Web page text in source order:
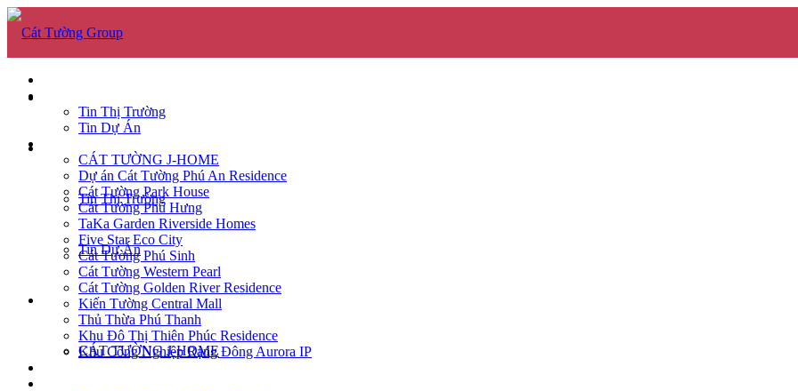
TIN TỨC
Tin Thị Trường
Tin Dự Án
DỰ ÁN
CÁT TƯỜNG J-HOME
Tin Thị Trường
Tin Dự Án
CÁT TƯỜNG J-HOME
Dự án Cát Tường Phú An Residence
Cát Tường Park House
Cát Tường Phú Hưng
TaKa Garden Riverside Homes
Five Star Eco City
Cát Tường Phú Sinh
Cát Tường Western Pearl
Cát Tường Golden River Residence
Kiến Tường Central Mall
Thủ Thừa Phú Thanh
Khu Đô Thị Thiên Phúc Residence
Khu Công Nghiệp Rạng Đông Aurora IP